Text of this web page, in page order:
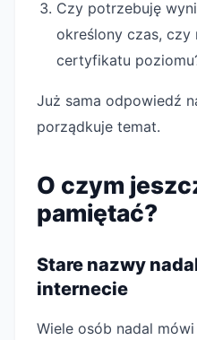
Czy potrzebuję
określony czas, czy
certyfikatu
Już sama odpowiedź
porządkuje temat.
O czym
pamiętać?
Stare nazwy
internecie
Wiele osób nadal mówi